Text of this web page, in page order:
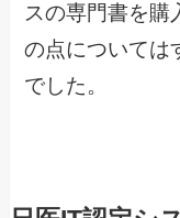
スの専門書を購
の点については
でした。